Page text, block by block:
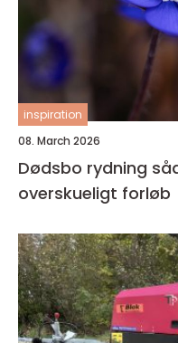
inspiration
08. March 2026
Dødsbo rydning sådan får du et trygt og
overskueligt forløb